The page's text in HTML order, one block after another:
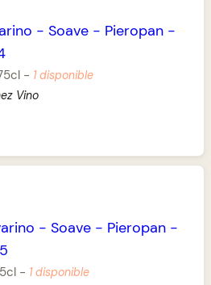
-Soave - Pieropan -
- 1 disponible
Vino
- Soave- Pieropan-
- 1 disponible